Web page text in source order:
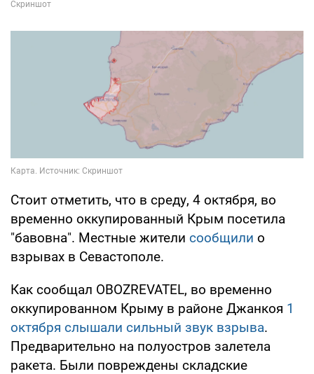
Стоит отметить, что в среду, 4 октября, во
временно оккупированный Крым посетила
"бавовна". Местные жители сообщили о
взрывах в Севастополе.
Как сообщал OBOZREVATEL, во временно
оккупированном Крыму в районе Джанкоя 1
октября слышали сильный звук взрыва.
Предварительно на полуостров залетела
ракета. Были повреждены складские